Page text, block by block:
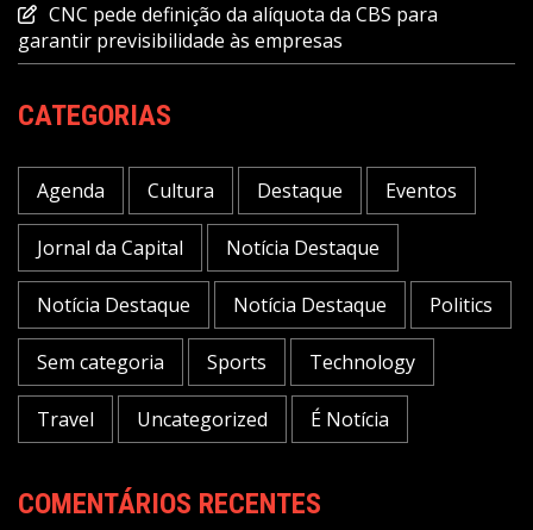
CNC pede definição da alíquota da CBS para
garantir previsibilidade às empresas
CATEGORIAS
Agenda Cultura Destaque Eventos
Jornal da Capital Notícia Destaque
Notícia Destaque Notícia Destaque Politics
Sem categoria Sports Technology
Travel Uncategorized É Notícia
COMENTÁRIOS RECENTES